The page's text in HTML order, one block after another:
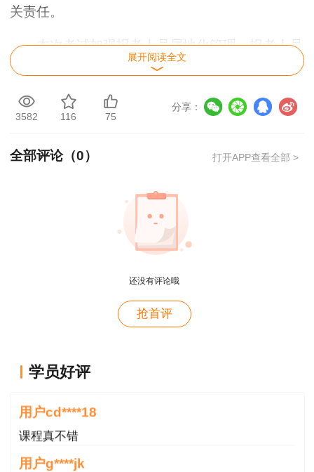
关责任。
本次考试加强报考人员属地化管理，报考人员
现工作地或户籍地须在云南省区域内，满足其一，
管理部门将会同行业主管部门、公安机关等部门，
作弊、高科技作弊及替考等行为。
(一)考试时间与科目
上午：09：00—11：00 建设工程经济
下午：14：00—17：00 建设工程法规及相关
9月20日
上午：09：00—12：00 建设工程项目管理
下午：14：00—18：00 专业工程管理与实务
(10个专业)
展开阅读全文
3582 116 75
分享：
全部评论（0） 打开APP查看全部 >
还没有评论哦
抢首评
学员好评
老师讲的深入浅出，风趣幽默。编的记忆口诀也很助
用户zh****86
用户cd****18
课程真不错
用户g****jk